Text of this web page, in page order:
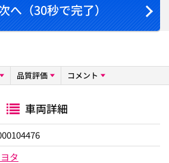
へ（30秒で完了）
品質評価 コメント
車両詳細
ヨタ